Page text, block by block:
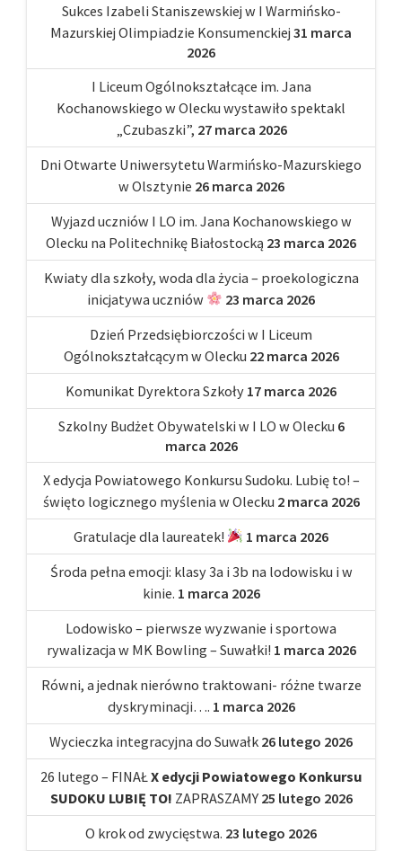
Sukces Izabeli Staniszewskiej w I Warmińsko-
Mazurskiej Olimpiadzie Konsumenckiej 31 marca
2026
I Liceum Ogólnokształcące im. Jana
Kochanowskiego w Olecku wystawiło spektakl
„Czubaszki”, 27 marca 2026
Dni Otwarte Uniwersytetu Warmińsko-Mazurskiego
w Olsztynie 26 marca 2026
Wyjazd uczniów I LO im. Jana Kochanowskiego w
Olecku na Politechnikę Białostocką 23 marca 2026
Kwiaty dla szkoły, woda dla życia – proekologiczna
inicjatywa uczniów
23 marca 2026
Dzień Przedsiębiorczości w I Liceum
Ogólnokształcącym w Olecku 22 marca 2026
Komunikat Dyrektora Szkoły 17 marca 2026
Szkolny Budżet Obywatelski w I LO w Olecku 6
marca 2026
X edycja Powiatowego Konkursu Sudoku. Lubię to! –
święto logicznego myślenia w Olecku 2 marca 2026
Gratulacje dla laureatek!
1 marca 2026
Środa pełna emocji: klasy 3a i 3b na lodowisku i w
kinie. 1 marca 2026
Lodowisko – pierwsze wyzwanie i sportowa
rywalizacja w MK Bowling – Suwałki! 1 marca 2026
Równi, a jednak nierówno traktowani- różne twarze
dyskryminacji…. 1 marca 2026
Wycieczka integracyjna do Suwałk 26 lutego 2026
26 lutego – FINAŁ X edycji Powiatowego Konkursu
SUDOKU LUBIĘ TO! ZAPRASZAMY 25 lutego 2026
O krok od zwycięstwa. 23 lutego 2026